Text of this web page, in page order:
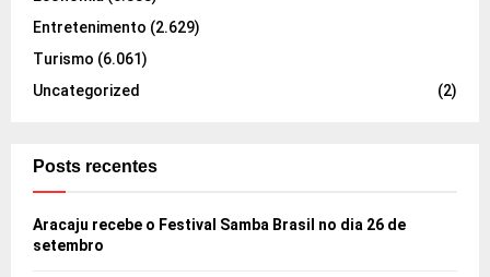
Entretenimento (2.629)
Turismo (6.061)
Uncategorized
(2)
Posts recentes
Aracaju recebe o Festival Samba Brasil no dia 26 de
setembro